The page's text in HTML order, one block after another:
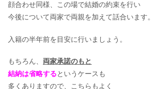
顔合わせ同様、この場で結婚の約束を行い
今後について両家で両親を加えて話合います。
入籍の半年前を目安に行いましょう。
もちろん、 両家承諾のもと
結納は省略するというケースも
多くありますので、こちらもよく